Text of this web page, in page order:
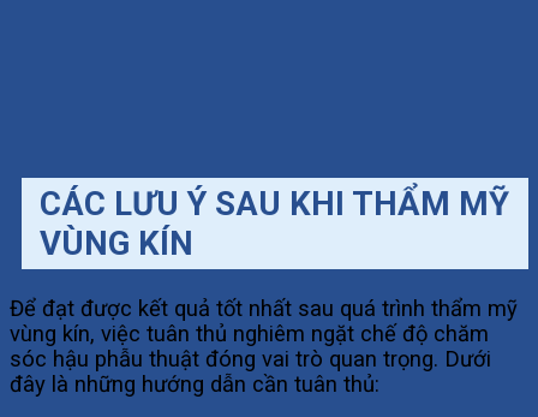
CÁC LƯU Ý SAU KHI THẨM MỸ
VÙNG KÍN
Để đạt được kết quả tốt nhất sau quá trình thẩm mỹ
vùng kín, việc tuân thủ nghiêm ngặt chế độ chăm
sóc hậu phẫu thuật đóng vai trò quan trọng. Dưới
đây là những hướng dẫn cần tuân thủ: